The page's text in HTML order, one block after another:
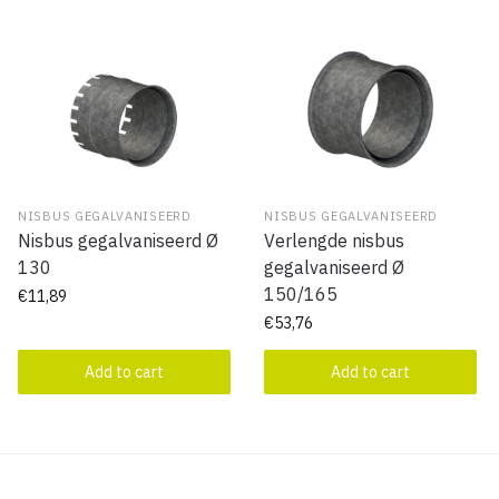
NISBUS GEGALVANISEERD
Nisbus gegalvaniseerd Ø
130
€11,89
Add to cart
NISBUS GEGALVANISEERD
Verlengde nisbus
gegalvaniseerd Ø
150/165
€53,76
Add to cart